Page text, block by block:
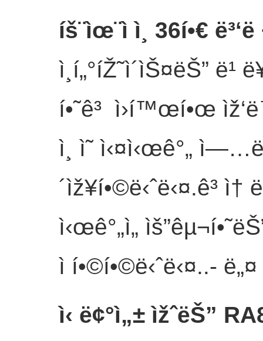
íš¨ìœ¨ì ì¸ 36í•€ ë³‘ë
ì¸í„°íŽ˜ì´ìŠ¤ëŠ” ë¹
í•˜ê³ ì›í™œí•œ
ì¸ ì˜ ì‹¤ì‹œê°„
´ìž¥í•©ë‹ˆë‹¤.ê³ ì†
ì‹œê°„ì„
ì í•©í•©ë‹ˆë‹¤..- ë„¤
ì‹ ë¢°ì„± ìžˆëŠ”